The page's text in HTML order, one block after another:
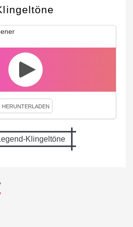
HERUNTERLADEN
Klingeltöne